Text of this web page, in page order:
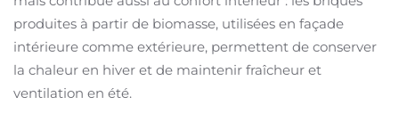
produites à partir de biomasse, utilisées en façade
intérieure comme extérieure, permettent de conserver
la chaleur en hiver et de maintenir fraîcheur et
ventilation en été.